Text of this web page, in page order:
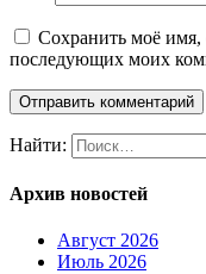
Сохранить моё имя,
последующих моих
Найти:
Архив новостей
Август 2026
Июль 2026